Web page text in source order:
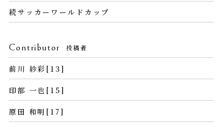
続サッカーワールドカップ
Contributor 投稿者
前川 紗彩[13]
印部 一也[15]
原田 和明[17]